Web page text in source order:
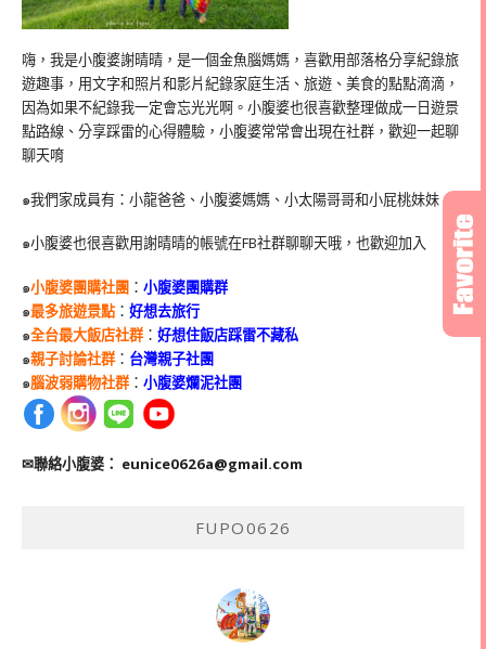
嗨，我是小腹婆謝晴晴，是一個金魚腦媽媽，喜歡用部落格分享紀錄旅
遊趣事，用文字和照片和影片紀錄家庭生活、旅遊、美食的點點滴滴，
因為如果不紀錄我一定會忘光光啊。小腹婆也很喜歡整理做成一日遊景
點路線、分享踩雷的心得體驗，小腹婆常常會出現在社群，歡迎一起聊
聊天唷
๑我們家成員有：小龍爸爸、小腹婆媽媽、小太陽哥哥和小屁桃妹妹
๑小腹婆也很喜歡用謝晴晴的帳號在FB社群聊聊天哦，也歡迎加入
๑小腹婆團購社團 ： 小腹婆團購群
๑最多旅遊景點： 好想去旅行
๑全台最大飯店社群： 好想住飯店踩雷不藏私
๑親子討論社群： 台灣親子社團
๑腦波弱購物社群： 小腹婆爛泥社團
✉聯絡小腹婆： eunice0626a@gmail.com
FUPO0626